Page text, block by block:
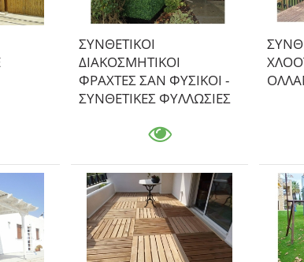
ΣΥΝΘΕΤΙΚΟΙ
ΔΙΑΚΟΣΜΗΤΙΚΟΙ
ΦΡΑΧΤΕΣ ΣΑΝ ΦΥΣΙΚΟΙ -
ΣΥΝΘΕΤΙΚΕΣ ΦΥΛΛΩΣΙΕΣ